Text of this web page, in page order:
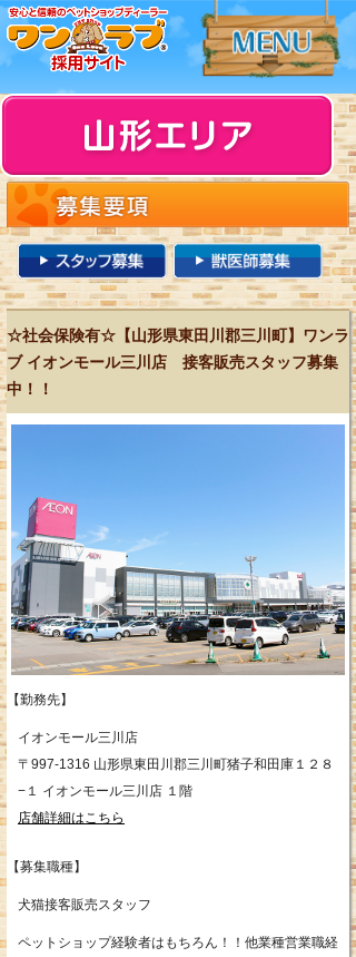
☆社会保険有☆【山形県東田川郡三川町】ワンラ
ブ イオンモール三川店 接客販売スタッフ募集
中！！
【勤務先】
イオンモール三川店
〒997-1316 山形県東田川郡三川町猪子和田庫１２８
−１ イオンモール三川店 １階
店舗詳細はこちら
【募集職種】
犬猫接客販売スタッフ
ペットショップ経験者はもちろん！！他業種営業職経